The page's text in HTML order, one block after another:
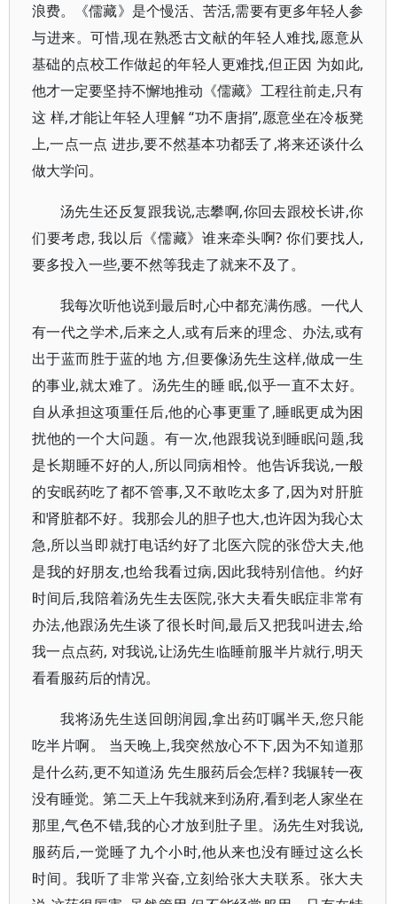
浪费。《儒藏》是个慢活、苦活,需要有更多年轻人参
与进来。可惜,现在熟悉古文献的年轻人难找,愿意从
基础的点校工作做起的年轻人更难找,但正因 为如此,
他才一定要坚持不懈地推动《儒藏》工程往前走,只有
这 样,才能让年轻人理解 “功不唐捐”,愿意坐在冷板凳
上,一点一点 进步,要不然基本功都丢了,将来还谈什么
做大学问。
汤先生还反复跟我说,志攀啊,你回去跟校长讲,你
们要考虑, 我以后《儒藏》谁来牵头啊? 你们要找人,
要多投入一些,要不然等我走了就来不及了。
我每次听他说到最后时,心中都充满伤感。一代人
有一代之学术,后来之人,或有后来的理念、办法,或有
出于蓝而胜于蓝的地 方,但要像汤先生这样,做成一生
的事业,就太难了。汤先生的睡 眠,似乎一直不太好。
自从承担这项重任后,他的心事更重了,睡眠更成为困
扰他的一个大问题。有一次,他跟我说到睡眠问题,我
是长期睡不好的人,所以同病相怜。他告诉我说,一般
的安眠药吃了都不管事,又不敢吃太多了,因为对肝脏
和肾脏都不好。我那会儿的胆子也大,也许因为我心太
急,所以当即就打电话约好了北医六院的张岱大夫,他
是我的好朋友,也给我看过病,因此我特别信他。约好
时间后,我陪着汤先生去医院,张大夫看失眠症非常有
办法,他跟汤先生谈了很长时间,最后又把我叫进去,给
我一点点药, 对我说,让汤先生临睡前服半片就行,明天
看看服药后的情况。
我将汤先生送回朗润园,拿出药叮嘱半天,您只能
吃半片啊。 当天晚上,我突然放心不下,因为不知道那
是什么药,更不知道汤 先生服药后会怎样? 我辗转一夜
没有睡觉。第二天上午我就来到汤府,看到老人家坐在
那里,气色不错,我的心才放到肚子里。汤先生对我说,
服药后,一觉睡了九个小时,他从来也没有睡过这么长
时间。我听了非常兴奋,立刻给张大夫联系。张大夫